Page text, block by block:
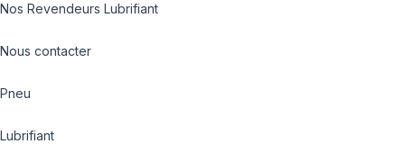
Nos Revendeurs Lubrifiant
Nous contacter
Pneu
Lubrifiant